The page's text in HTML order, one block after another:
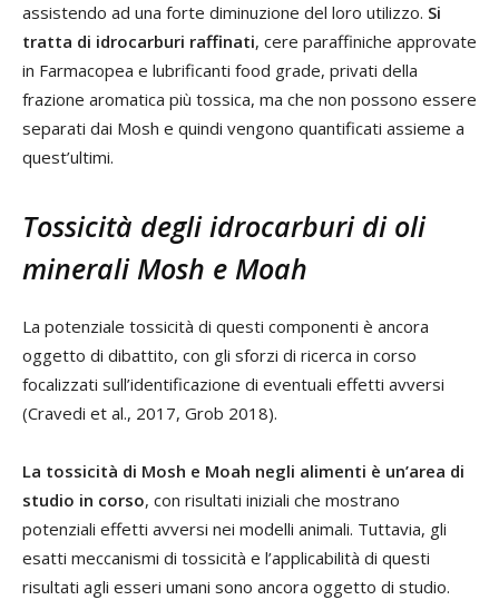
assistendo ad una forte diminuzione del loro utilizzo. Si
tratta di idrocarburi raffinati, cere paraffiniche approvate
in Farmacopea e lubrificanti food grade, privati della
frazione aromatica più tossica, ma che non possono essere
separati dai Mosh e quindi vengono quantificati assieme a
quest’ultimi.
Tossicità degli idrocarburi di oli
minerali Mosh e Moah
La potenziale tossicità di questi componenti è ancora
oggetto di dibattito, con gli sforzi di ricerca in corso
focalizzati sull’identificazione di eventuali effetti avversi
(Cravedi et al., 2017, Grob 2018).
La tossicità di Mosh e Moah negli alimenti è un’area di
studio in corso, con risultati iniziali che mostrano
potenziali effetti avversi nei modelli animali. Tuttavia, gli
esatti meccanismi di tossicità e l’applicabilità di questi
risultati agli esseri umani sono ancora oggetto di studio.